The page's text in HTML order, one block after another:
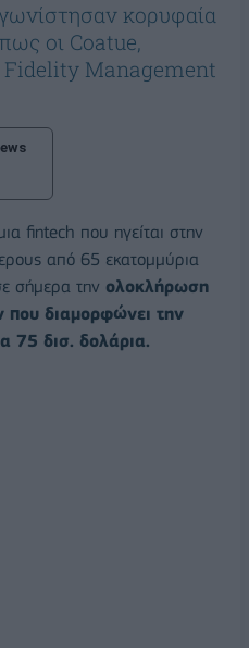
κορυφαία
οι Coatue,
Fidelity Management
fintech που ηγείται στην
από 65 εκατομμύρια
σήμερα την ολοκλήρωση
διαμορφώνει την
75 δισ. δολάρια.